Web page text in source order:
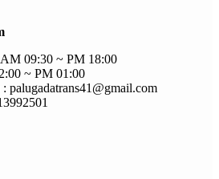
09:30 ~ PM 18:00
~ PM 01:00
palugadatrans41@gmail.com